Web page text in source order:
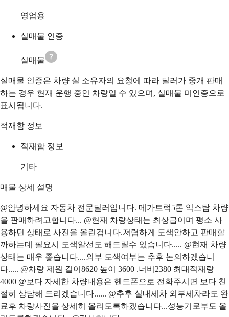
영업용
실매물 인증
실매물
실매물 인증은 차량 실 소유자의 요청에 따라 딜러가 중개 판매
하는 경우 현재 운행 중인 차량일 수 있으며, 실매물 미인증으로
표시됩니다.
적재함 정보
적재함 정보
기타
매물 상세 설명
@안녕하세요 자동차 전문딜러입니다. 메가트럭5톤 익스탑 차량
을 판매하려고합니다... @현재 차량상태는 최상급이며 평소 사
용하던 상태로 사진을 올린겁니다.저렴하게 도색안하고 판매할
까하는데 필요시 도색알선도 해드릴수 있습니다..... @현재 차량
상태는 매우 좋습니다....외부 도색여부는 추후 논의하겠습니
다..... @차량 제원 길이8620 높이 3600 .너비2380 최대적재량
4000 @보다 자세한 차량내용은 헨드폰으로 전화주시면 보다 친
절히 상담해 드리겠습니다...... @추후 실내세차 외부세차라도 완
료후 차량사진을 상세히 올리도록하겠습니다...성능기로부도 올